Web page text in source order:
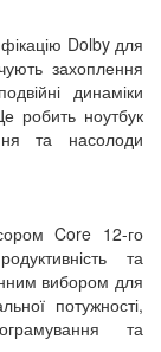
Dolby для
захоплення
динаміки
робить ноутбук
та насолоди
Core 12-го
та
вибором для
потужності,
та